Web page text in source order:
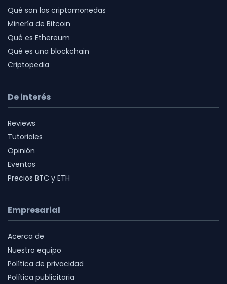
Qué son las criptomonedas
Minería de Bitcoin
Qué es Ethereum
Qué es una blockchain
Criptopedia
De interés
Reviews
Tutoriales
Opinión
Eventos
Precios BTC y ETH
Empresarial
Acerca de
Nuestro equipo
Política de privacidad
Política publicitaria